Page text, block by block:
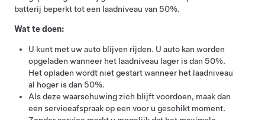
batterij beperkt tot een laadniveau van 50%.
Wat te doen:
U kunt met uw auto blijven rijden. U auto kan worden
opgeladen wanneer het laadniveau lager is dan 50%.
Het opladen wordt niet gestart wanneer het laadniveau
al hoger is dan 50%.
Als deze waarschuwing zich blijft voordoen, maak dan
een serviceafspraak op een voor u geschikt moment.